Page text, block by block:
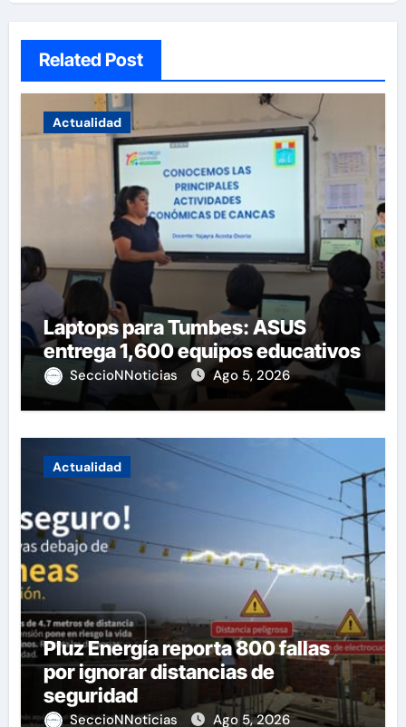
Related Post
Actualidad
Laptops para Tumbes: ASUS
entrega 1,600 equipos educativos
SeccioNNoticias Ago 5, 2026
Actualidad
Pluz Energía reporta 800 fallas
por ignorar distancias de
seguridad
SeccioNNoticias Ago 5, 2026